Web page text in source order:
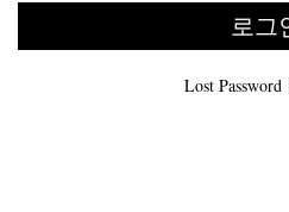
Lost Password